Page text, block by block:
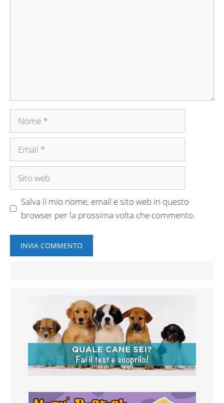
Nome
Email
Sito
Salva il mio nome, email e sito web in questo
browser per la prossima volta che commento.